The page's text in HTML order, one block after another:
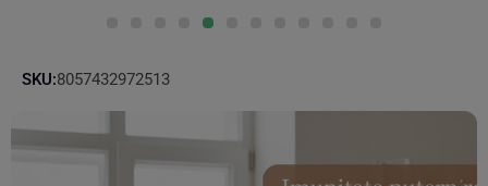
SKU:8057432972513